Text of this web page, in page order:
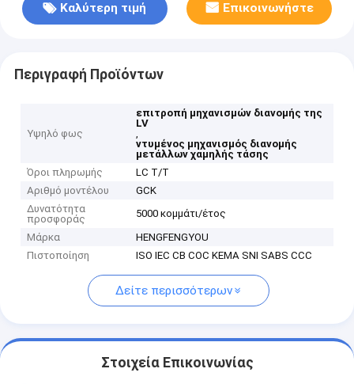
Καλύτερη τιμή Επικοινωνήστε
Περιγραφή Προϊόντων
Υψηλό φως
επιτροπή μηχανισμών διανομής της
LV
,
ντυμένος μηχανισμός διανομής
μετάλλων χαμηλής τάσης
Όροι πληρωμής
LC T/T
Αριθμό μοντέλου
GCK
Δυνατότητα
προσφοράς
5000 κομμάτι/έτος
Μάρκα
HENGFENGYOU
Πιστοποίηση
ISO IEC CB COC KEMA SNI SABS CCC
Δείτε περισσότερων
Στοιχεία Επικοινωνίας